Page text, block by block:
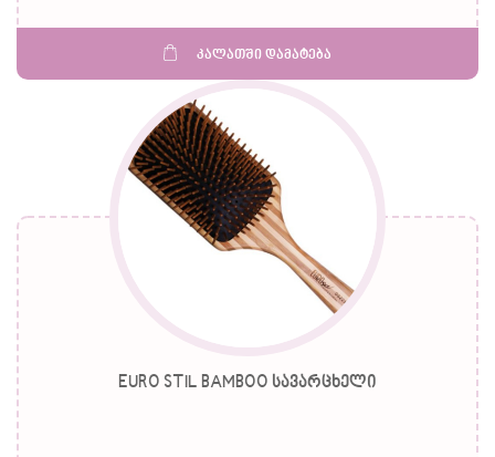
კალათში დამატება
EURO STIL BAMBOO სავარცხელი